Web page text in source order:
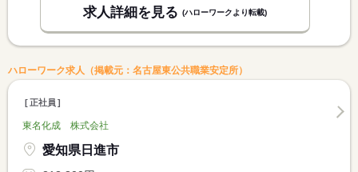
求人詳細を見る (ハローワークより転載)
ハローワーク求人（掲載元：名古屋東公共職業安定所）
正社員
東名化成 株式会社
愛知県日進市